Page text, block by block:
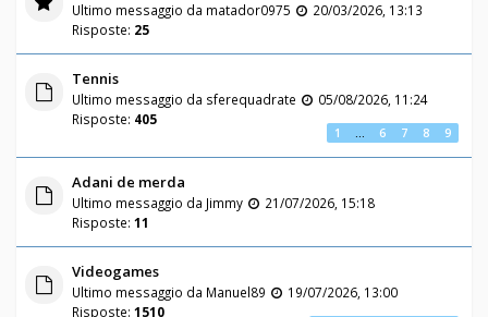
Ultimo messaggio da matador0975
20/03/2026, 13:13
Risposte: 25
Tennis
Ultimo messaggio da sferequadrate
05/08/2026, 11:24
Risposte: 405
1 … 6 7 8 9
Adani de merda
Ultimo messaggio da Jimmy
21/07/2026, 15:18
Risposte: 11
Videogames
Ultimo messaggio da Manuel89
19/07/2026, 13:00
Risposte: 1510